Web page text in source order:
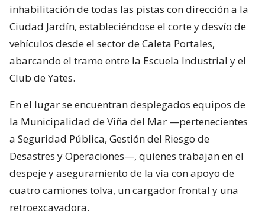
inhabilitación de todas las pistas con dirección a la
Ciudad Jardín, estableciéndose el corte y desvío de
vehículos desde el sector de Caleta Portales,
abarcando el tramo entre la Escuela Industrial y el
Club de Yates.
En el lugar se encuentran desplegados equipos de
la Municipalidad de Viña del Mar —pertenecientes
a Seguridad Pública, Gestión del Riesgo de
Desastres y Operaciones—, quienes trabajan en el
despeje y aseguramiento de la vía con apoyo de
cuatro camiones tolva, un cargador frontal y una
retroexcavadora.